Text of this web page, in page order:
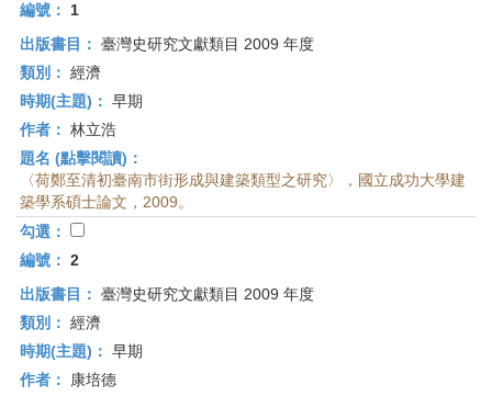
編號：
1
出版書目： 臺灣史研究文獻類目 2009 年度
類別： 經濟
時期(主題)： 早期
作者： 林立浩
題名 (點擊閱讀)：
〈荷鄭至清初臺南市街形成與建築類型之研究〉，國立成功大學建
築學系碩士論文，2009。
勾選：
編號： 2
出版書目： 臺灣史研究文獻類目 2009 年度
類別： 經濟
時期(主題)： 早期
作者：
康培德